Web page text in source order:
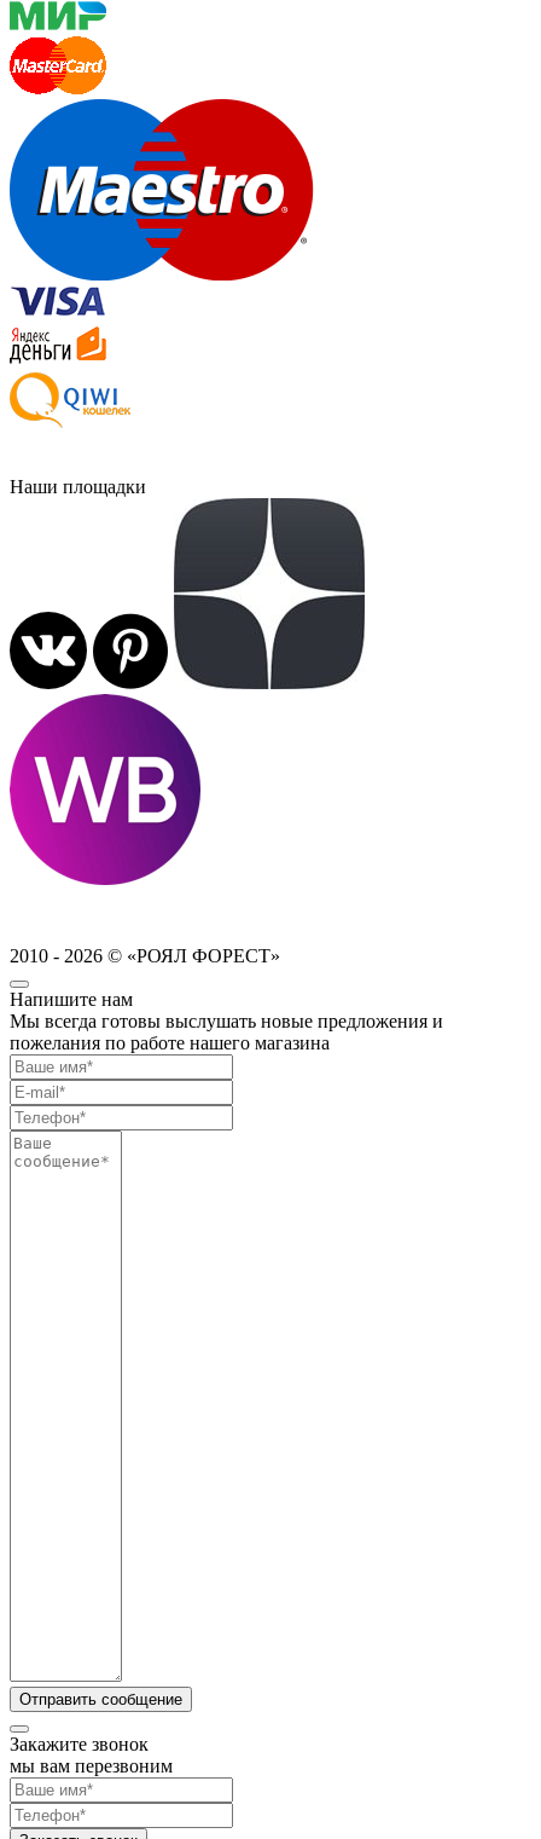
Наши площадки
2010 - 2026 © «РОЯЛ ФОРЕСТ»
Напишите нам
Мы всегда готовы выслушать новые предложения и
пожелания по работе нашего магазина
Закажите звонок
мы вам перезвоним